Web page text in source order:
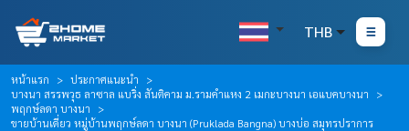
THB
หน้าแรก
ประกาศแนะนำ
บางนา สรรพวุธ ลาซาล แบริ่ง สันติคาม ม.รามคำแหง 2 เมกะบางนา เอแบคบางนา
พฤกษ์ลดา บางนา
ขายบ้านเดี่ยว หมู่บ้านพฤกษ์ลดา บางนา (Pruklada Bangna) บางบ่อ สมุทรปราการ